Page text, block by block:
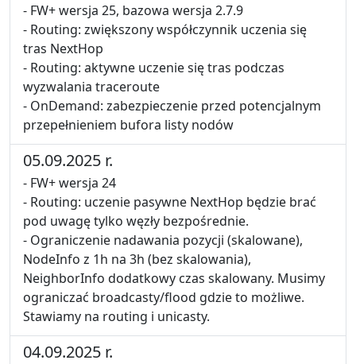
- FW+ wersja 25, bazowa wersja 2.7.9
- Routing: zwiększony współczynnik uczenia się
tras NextHop
- Routing: aktywne uczenie się tras podczas
wyzwalania traceroute
- OnDemand: zabezpieczenie przed potencjalnym
przepełnieniem bufora listy nodów
05.09.2025 r.
- FW+ wersja 24
- Routing: uczenie pasywne NextHop będzie brać
pod uwagę tylko węzły bezpośrednie.
- Ograniczenie nadawania pozycji (skalowane),
NodeInfo z 1h na 3h (bez skalowania),
NeighborInfo dodatkowy czas skalowany. Musimy
ograniczać broadcasty/flood gdzie to możliwe.
Stawiamy na routing i unicasty.
04.09.2025 r.